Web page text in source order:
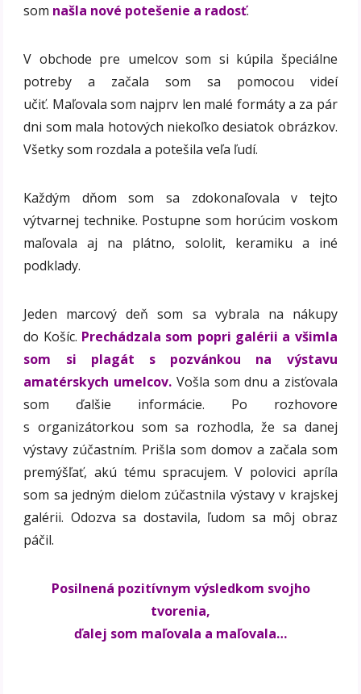
som našla nové potešenie a radosť.
V obchode pre umelcov som si kúpila špeciálne
potreby a začala som sa pomocou videí
učiť. Maľovala som najprv len malé formáty a za pár
dni som mala hotových niekoľko desiatok obrázkov.
Všetky som rozdala a potešila veľa ľudí.
Každým dňom som sa zdokonaľovala v tejto
výtvarnej technike. Postupne som horúcim voskom
maľovala aj na plátno, sololit, keramiku a iné
podklady.
Jeden marcový deň som sa vybrala na nákupy
do Košíc. Prechádzala som popri galérii a všimla
som si plagát s pozvánkou na výstavu
amatérskych umelcov. Vošla som dnu a zisťovala
som ďalšie informácie. Po rozhovore
s organizátorkou som sa rozhodla, že sa danej
výstavy zúčastním. Prišla som domov a začala som
premýšľať, akú tému spracujem. V polovici apríla
som sa jedným dielom zúčastnila výstavy v krajskej
galérii. Odozva sa dostavila, ľudom sa môj obraz
páčil.
Posilnená pozitívnym výsledkom svojho
tvorenia,
ďalej som maľovala a maľovala…